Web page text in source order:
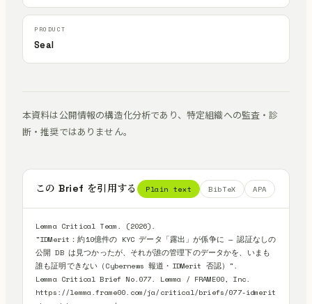
Seal
本資料は公開情報の構造化分析であり、特定組織への監査・診
断・推奨ではありません。
この Brief を引用する Plain text BibTeX APA
Lemma Critical Team. (2026).
"IDMerit：約10億件の KYC データ「露出」が係争に — 認証なしの
公開 DB は見つかったが、それが誰の管理下のデータかを、いまも
誰も証明できない（Cybernews 報道・IDMerit 否認）".
Lemma Critical Brief No.077. Lemma / FRAME00, Inc.
https://lemma.frame00.com/ja/critical/briefs/077-idmerit